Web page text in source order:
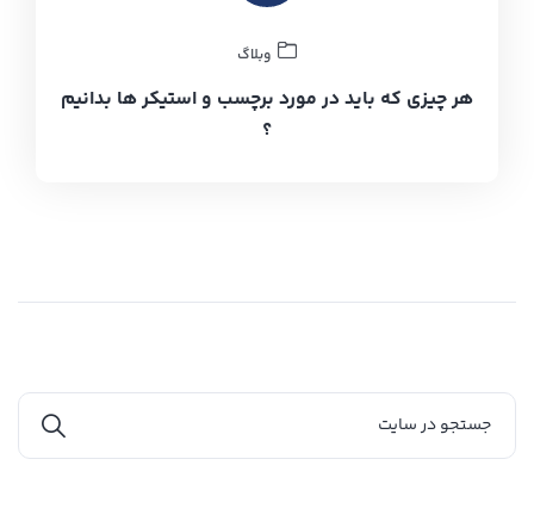
وبلاگ
هر چیزی که باید در مورد برچسب‌ و استیکر ها بدانیم
؟